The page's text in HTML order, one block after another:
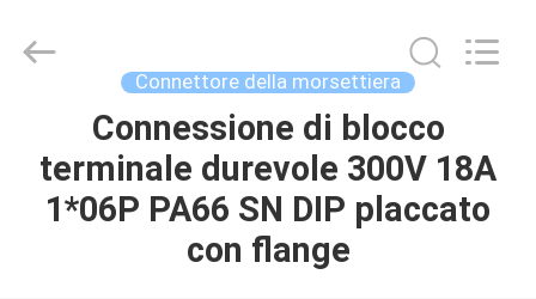
PRODOTTI
Electronic
Connettore della morsettiera
Connessione di blocco
terminale durevole 300V 18A
1*06P PA66 SN DIP placcato
con flange